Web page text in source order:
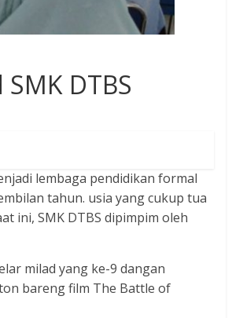
DTBS
lembaga pendidikan formal
tahun. usia yang cukup tua
ini, SMK DTBS dipimpim oleh
milad yang ke-9 dangan
bareng film The Battle of